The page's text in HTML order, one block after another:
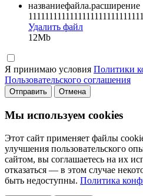
названиефайла.расширение
Удалить файл
12Mb
Я принимаю условия Политики
Пользовательского соглашения
Отправить Отмена
Мы используем cookies
Этот сайт применяет файлы
улучшения пользовательского
сайтом, вы соглашаетесь на их
отказаться — в этом случае
быть недоступны. Политика